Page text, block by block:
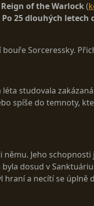
Reign of the Warlock(
Po 25 dlouhých
Sorceressky.
studovala
spíše do temnoty,
Jeho schopnosti
dosud v
hraní a necítí se úplně